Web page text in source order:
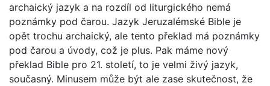
archaický jazyk a na rozdíl od liturgického nemá
poznámky pod čarou. Jazyk Jeruzalémské Bible je
opět trochu archaický, ale tento překlad má poznámky
pod čarou a úvody, což je plus. Pak máme nový
překlad Bib­le pro 21. století, to je velmi živý jazyk,
současný. Minusem může být ale zase skutečnost, že